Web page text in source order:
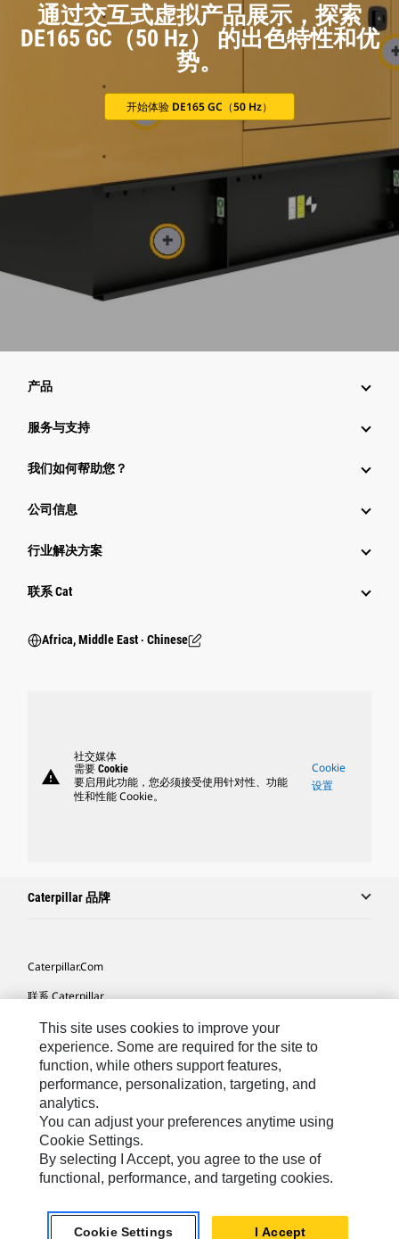
通过交互式虚拟产品展示，探索
DE165 GC（50 Hz） 的出色特性和优
势。
开始体验 DE165 GC（50 Hz）
产品
服务与支持
我们如何帮助您？
公司信息
行业解决方案
行业
联系 Cat
Africa, Middle East ‧ Chinese
warning
社交媒体
需要 Cookie
要启用此功能，您必须接受使用针对性、功能
性和性能 Cookie。
Cookie
设置
Caterpillar 品牌
Caterpillar.com
联系 Caterpillar
我的营销首选项
站点地图
Cookie Settings
法律
隐私
Africa, Middle East ‧ Chinese© 2026 Caterpillar. 保留所有权利
This site uses cookies to improve your
experience. Some are required for the site to
function, while others support features,
performance, personalization, targeting, and
analytics.
You can adjust your preferences anytime using
Cookie Settings.
By selecting I Accept, you agree to the use of
functional, performance, and targeting cookies.
Cookie Settings I Accept